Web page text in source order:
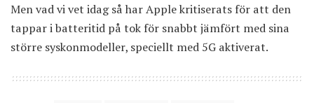
Men vad vi vet idag så har Apple kritiserats för att den
tappar i batteritid på tok för snabbt jämfört med sina
större syskonmodeller, speciellt med 5G aktiverat.